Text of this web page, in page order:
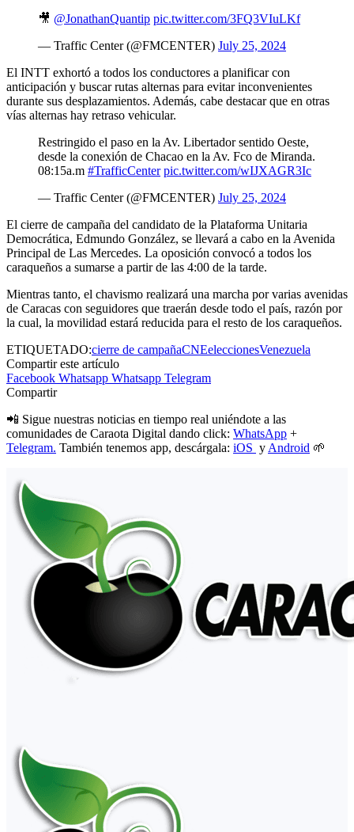
🎥 @JonathanQuantip pic.twitter.com/3FQ3VIuLKf
— Traffic Center (@FMCENTER) July 25, 2024
El INTT exhortó a todos los conductores a planificar con
anticipación y buscar rutas alternas para evitar inconvenientes
durante sus desplazamientos. Además, cabe destacar que en otras
vías alternas hay retraso vehicular.
Restringido el paso en la Av. Libertador sentido Oeste,
desde la conexión de Chacao en la Av. Fco de Miranda.
08:15a.m #TrafficCenter pic.twitter.com/wIJXAGR3Ic
— Traffic Center (@FMCENTER) July 25, 2024
El cierre de campaña del candidato de la Plataforma Unitaria
Democrática, Edmundo González, se llevará a cabo en la Avenida
Principal de Las Mercedes. La oposición convocó a todos los
caraqueños a sumarse a partir de las 4:00 de la tarde.
Mientras tanto, el chavismo realizará una marcha por varias avenidas
de Caracas con seguidores que traerán desde todo el país, razón por
la cual, la movilidad estará reducida para el resto de los caraqueños.
ETIQUETADO:cierre de campañaCNEeleccionesVenezuela
Compartir este artículo
Facebook Whatsapp Whatsapp Telegram
Compartir
📲 Sigue nuestras noticias en tiempo real uniéndote a las
comunidades de Caraota Digital dando click: WhatsApp +
Telegram. También tenemos app, descárgala: iOS y Android 🌱